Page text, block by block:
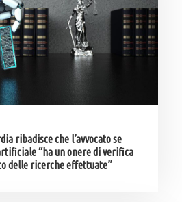
ribadisce che l’avvocato se
“ha un onere di verifica
delle ricerche effettuate”